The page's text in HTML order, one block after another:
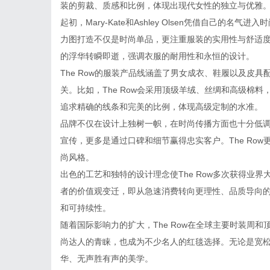
装的剪裁、质感和比例，体现出现代女性的独立与优雅
起初，Mary-Kate和Ashley Olsen凭借自己的名气进入
力图打造不仅是时尚单品，更注重服装的实用性与舒适
的浮华转瞬即逝，强调衣服的耐用性和永恒的设计。
The Row的服装产品线涵盖了男女成衣、鞋履以及皮具
关。比如，The Row会采用顶级羊绒、丝绸和高级棉料
追求精确的线条和完美的比例，体现高级定制的水准。
品牌不仅在设计上独树一帜，在时尚传播方面也十分低
宣传，更多是通过口碑和细节赢得忠实客户。The Row
尚风格。
出色的工艺和独特的设计理念使The Row多次获得业界
者的价值观变迁，即从急速消费转向更理性、品质导向
和可持续性。
随着国际影响力的扩大，The Row在全球主要时装周和
尚达人的青睐，也成为不少名人的红毯选择。无论是宽
华、无声胜有声的美学。